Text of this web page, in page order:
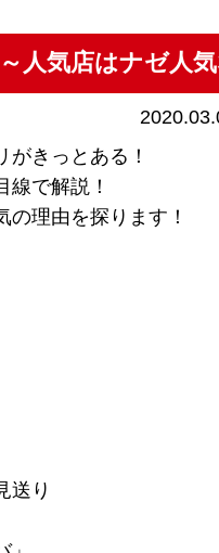
人気店はナゼ人
がきっとある！
線で解説！
理由を探ります！
送り